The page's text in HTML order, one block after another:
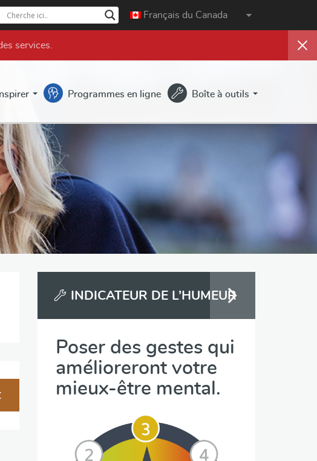
Français du Canada
services
Programmes en ligne Boîte à outils
INDICATEUR DE L’HUMEUR
Poser des gestes qui
amélioreront votre
mieux-être mental.